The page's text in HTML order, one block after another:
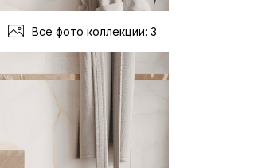
Все фото коллекции: 3